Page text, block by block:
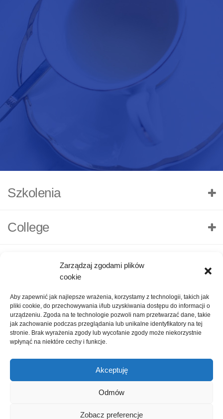
Zarządzaj zgodami plików
cookie
Aby zapewnić jak najlepsze wrażenia, korzystamy z technologii, takich jak
pliki cookie, do przechowywania i/lub uzyskiwania dostępu do informacji o
urządzeniu. Zgoda na te technologie pozwoli nam przetwarzać dane, takie
jak zachowanie podczas przeglądania lub unikalne identyfikatory na tej
stronie. Brak wyrażenia zgody lub wycofanie zgody może niekorzystnie
wpłynąć na niektóre cechy i funkcje.
Akceptuję
Odmów
Zobacz preferencje
Szkolenia
College
O nas Polityka Prywatności Kontakt